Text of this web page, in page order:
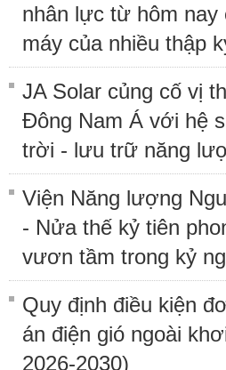
nhân lực từ hôm nay
máy của nhiều thập
JA Solar củng cố vị
Đông Nam Á với hệ
trời - lưu trữ năng
Viện Năng lượng
- Nửa thế kỷ tiên
vươn tầm trong kỷ
Quy định điều kiện
án điện gió ngoài
2026-2030)